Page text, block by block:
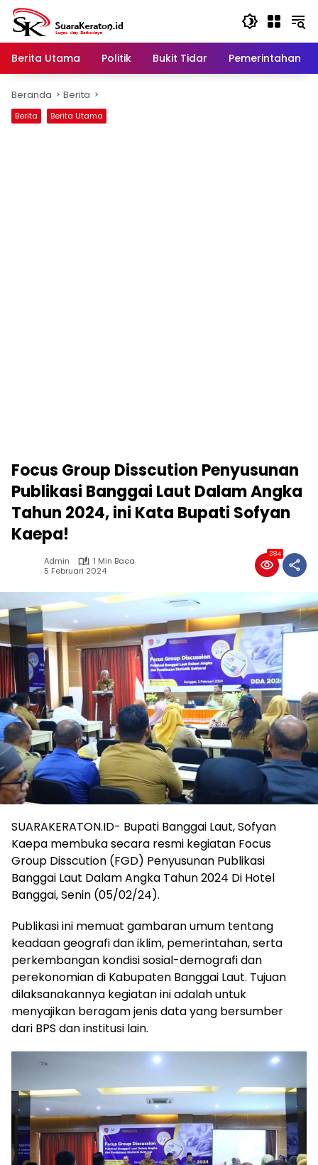
Langsung
konten
Berita Utama
Politik Bukit Tidar Pemerintahan
Beranda Berita
Berita Berita Utama
Focus Group Disscution Penyusunan
Publikasi Banggai Laut Dalam Angka
Tahun 2024, ini Kata Bupati Sofyan
Kaepa!
Admin
1 Min Baca
5 Februari 2024
384
SUARAKERATON.ID- Bupati Banggai Laut, Sofyan
Kaepa membuka secara resmi kegiatan Focus
Group Disscution (FGD) Penyusunan Publikasi
Banggai Laut Dalam Angka Tahun 2024 Di Hotel
Banggai, Senin (05/02/24).
Publikasi ini memuat gambaran umum tentang
keadaan geografi dan iklim, pemerintahan, serta
perkembangan kondisi sosial-demografi dan
perekonomian di Kabupaten Banggai Laut. Tujuan
dilaksanakannya kegiatan ini adalah untuk
menyajikan beragam jenis data yang bersumber
dari BPS dan institusi lain.